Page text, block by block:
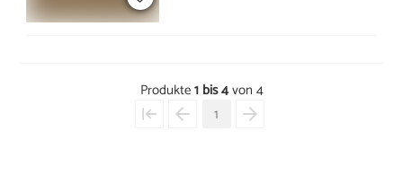
Produkte1 bis 4von 4
1